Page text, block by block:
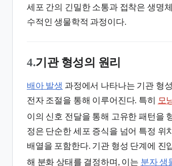
세포 간의 긴밀한 소통과 접착은 생명
수적인 생물학적 과정이다.
4.기관 형성의 원리
배아 발생 과정에서 나타나는 기관 형
전자 조절을 통해 이루어진다. 특히 모
이의 신호 전달을 통해 고유한 패턴을
정은 단순한 세포 증식을 넘어 특정 위
배열을 포함한다. 기관 형성 단계에 진
해 분화 상태를 결정하며, 이는 분자 생